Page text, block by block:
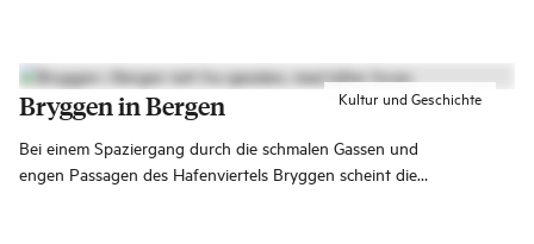
Kultur und Geschichte
Bryggen in Bergen
Bei einem Spaziergang durch die schmalen Gassen und
engen Passagen des Hafenviertels Bryggen scheint die